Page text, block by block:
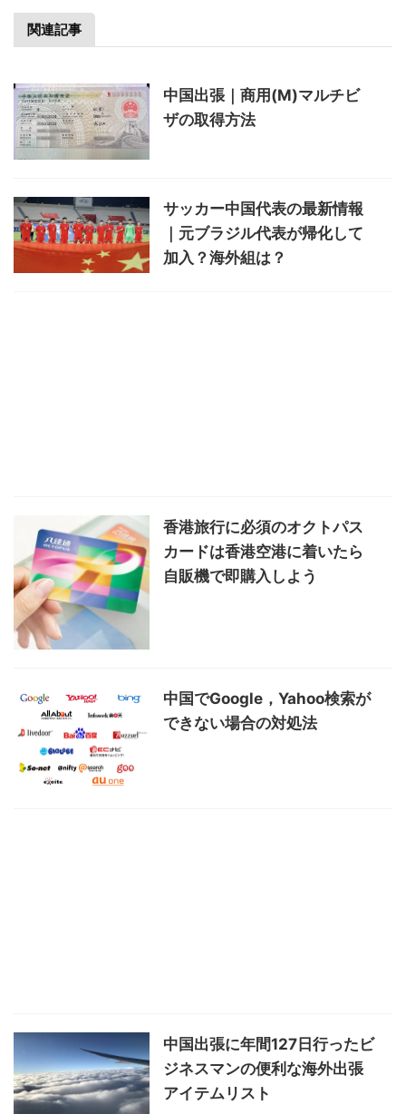
関連記事
中国出張｜商用(M)マルチビ
ザの取得方法
サッカー中国代表の最新情報
｜元ブラジル代表が帰化して
加入？海外組は？
香港旅行に必須のオクトパス
カードは香港空港に着いたら
自販機で即購入しよう
中国でGoogle，Yahoo検索が
できない場合の対処法
中国出張に年間127日行ったビ
ジネスマンの便利な海外出張
アイテムリスト